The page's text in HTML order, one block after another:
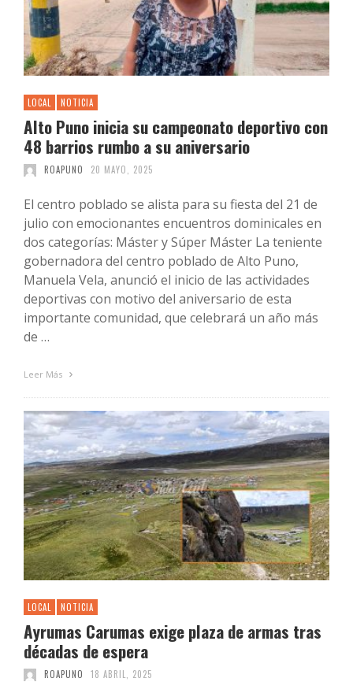
LOCAL NOTICIA
Alto Puno inicia su campeonato deportivo con
48 barrios rumbo a su aniversario
ROAPUNO 20 MAYO, 2025
El centro poblado se alista para su fiesta del 21 de
julio con emocionantes encuentros dominicales en
dos categorías: Máster y Súper Máster La teniente
gobernadora del centro poblado de Alto Puno,
Manuela Vela, anunció el inicio de las actividades
deportivas con motivo del aniversario de esta
importante comunidad, que celebrará un año más
de …
Leer Más
LOCAL NOTICIA
Ayrumas Carumas exige plaza de armas tras
décadas de espera
ROAPUNO 18 ABRIL, 2025